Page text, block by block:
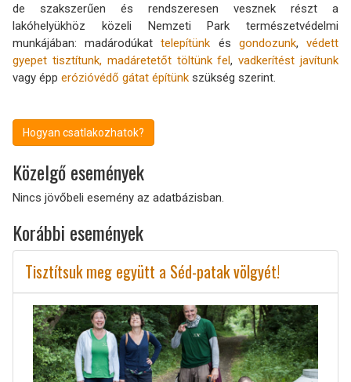
de szakszerűen és rendszeresen vesznek részt a
lakóhelyükhöz közeli Nemzeti Park természetvédelmi
munkájában: madárodúkattelepítünk és gondozunk, védett
gyepet tisztítunk, madáretetőt töltünk fel,vadkerítést javítunk
vagy épp erózióvédő gátat építünk szükség szerint.
Hogyan csatlakozhatok?
Közelgő események
Nincs jövőbeli esemény az adatbázisban.
Korábbi események
Tisztítsuk meg együtt a Séd-patak völgyét!